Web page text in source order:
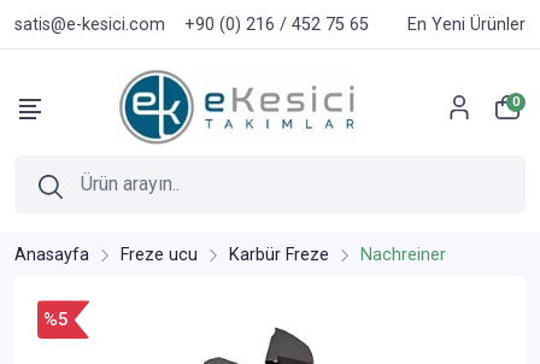
satis@e-kesici.com +90 (0) 216 / 452 75 65 En Yeni Ürünler
0
Anasayfa Freze ucu Karbür Freze Nachreiner
%5